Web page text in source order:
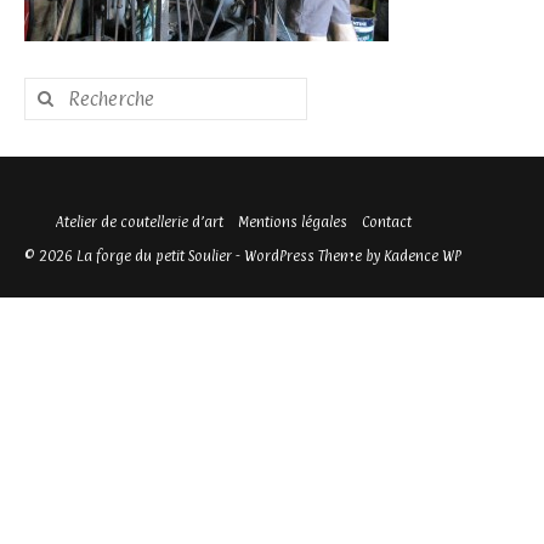
Rechercher
:
Atelier de coutellerie d’art Mentions légales
Contact
© 2026 La forge du petit Soulier - WordPress Theme by Kadence WP